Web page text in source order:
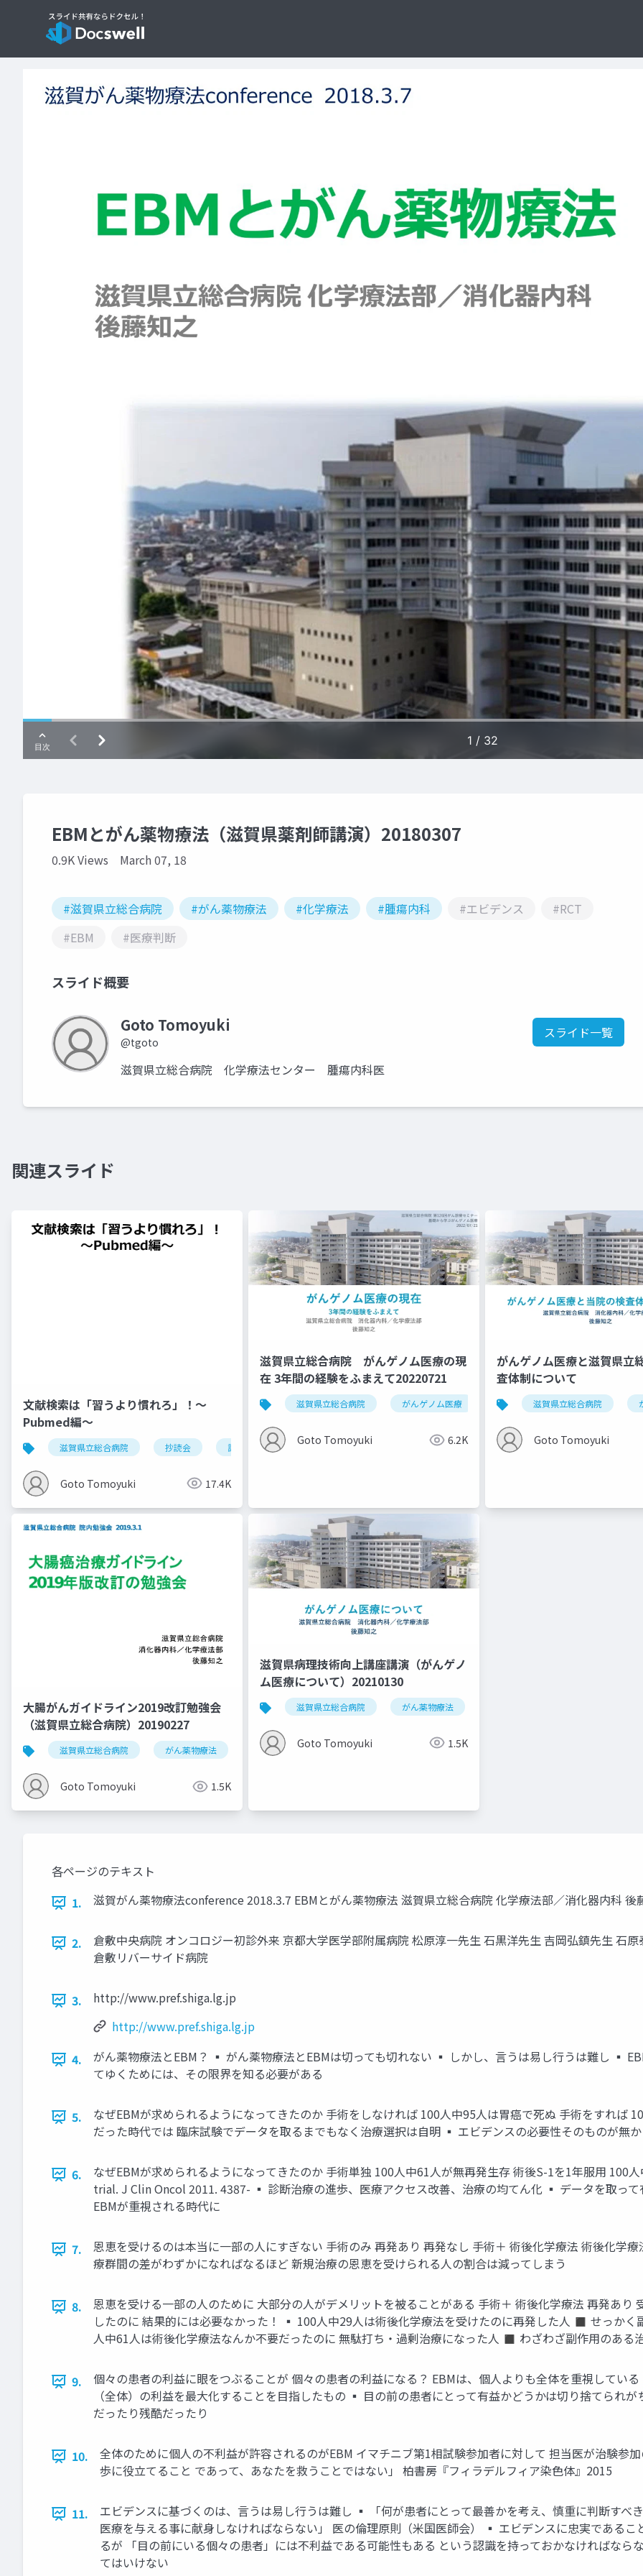
EBMとがん薬物療法（滋賀県薬剤師講演）20180307
0.9K Views March 07, 18
#滋賀県立総合病院 #がん薬物療法 #化学療法 #腫瘍内科 #エビデンス
#RCT
#EBM
#医療判断
スライド概要
Goto Tomoyuki
@tgoto
スライド一覧
滋賀県立総合病院 化学療法センター 腫瘍内科医
関連スライド
文献検索は「習うより慣れろ」！〜
Pubmed編〜
滋賀県立総合病院 抄読会 論文 pubmed
Goto Tomoyuki 17.4K
滋賀県立総合病院 がんゲノム医療の現
在 3年間の経験をふまえて20220721
滋賀県立総合病院 がんゲノム医療 がん遺伝子パネル検査
Goto Tomoyuki 6.2K
がんゲノム医療と滋賀県立
査体制について
滋賀県立総合病院
Goto Tomoyuki
大腸がんガイドライン2019改訂勉強会
（滋賀県立総合病院）20190227
滋賀県立総合病院 がん薬物療法 化学療法 腫瘍内科
Goto Tomoyuki 1.5K
滋賀県病理技術向上講座講演（がんゲノ
ム医療について）20210130
滋賀県立総合病院 がん薬物療法
Goto Tomoyuki 1.5K
各ページのテキスト
1.
滋賀がん薬物療法conference 2018.3.7 EBMとがん薬物療法 滋賀県立総合病院 化学療法部／消化器内科 後
2.
倉敷中央病院 オンコロジー初診外来 京都大学医学部附属病院 松原淳一先生 石黒洋先生 吉岡弘鎮先生 石
倉敷リバーサイド病院
3.
http://www.pref.shiga.lg.jp
http://www.pref.shiga.lg.jp
4.
がん薬物療法とEBM？ ▪ がん薬物療法とEBMは切っても切れない ▪ しかし、言うは易し行うは難し ▪
てゆくためには、その限界を知る必要がある
5.
なぜEBMが求められるようになってきたのか 手術をしなければ 100人中95人は胃癌で死ぬ 手術をすれば
だった時代では 臨床試験でデータを取るまでもなく治療選択は自明 ▪ エビデンスの必要性そのものが無
6.
なぜEBMが求められるようになってきたのか 手術単独 100人中61人が無再発生存 術後S-1を1年服用 100
trial. J Clin Oncol 2011. 4387- ▪ 診断治療の進歩、医療アクセス改善、治療の均てん化 ▪ データを取っ
EBMが重視される時代に
7.
恩恵を受けるのは本当に一部の人にすぎない 手術のみ 再発あり 再発なし 手術＋ 術後化学療法 術後化学
療群間の差がわずかになればなるほど 新規治療の恩恵を受けられる人の割合は減ってしまう
8.
恩恵を受ける一部の人のために 大部分の人がデメリットを被ることがある 手術＋ 術後化学療法 再発あり
したのに 結果的には必要なかった！ ▪ 100人中29人は術後化学療法を受けたのに再発した人 ◼ せっか
人中61人は術後化学療法なんか不要だったのに 無駄打ち・過剰治療になった人 ◼ わざわざ副作用のある
9.
個々の患者の利益に眼をつぶることが 個々の患者の利益になる？ EBMは、個人よりも全体を重視してい
（全体）の利益を最大化することを目指したもの ▪ 目の前の患者にとって有益かどうかは切り捨てられ
だったり残酷だったり
10.
全体のために個人の不利益が許容されるのがEBM イマチニブ第1相試験参加者に対して 担当医が治験参
歩に役立てること であって、あなたを救うことではない」 柏書房『フィラデルフィア染色体』2015
11.
エビデンスに基づくのは、言うは易し行うは難し ▪ 「何が患者にとって最善かを考え、慎重に判断す
医療を与える事に献身しなければならない」 医の倫理原則（米国医師会） ▪ エビデンスに忠実である
るが 「目の前にいる個々の患者」には不利益である可能性もある という認識を持っておかなければな
てはいけない